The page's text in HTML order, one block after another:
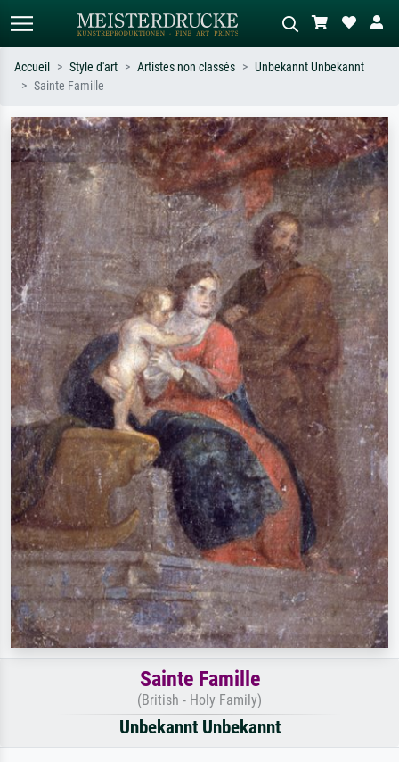
Recherchez par artiste, titre ou style –
ex. Monet, Nuit étoilée,
impressionnisme, vague de Hokusai,
nu.
Décrivez la scène – ex. prairie verte,
abstrait avec beaucoup de rouge,
tableau sombre, nu debout près d'un
arbre.
Accueil Style d'art Artistes non classés
Unbekannt Unbekannt
Sainte Famille
Sainte Famille
(British - Holy Family)
Unbekannt Unbekannt